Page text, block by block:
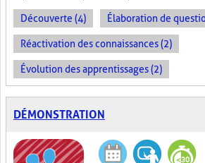
Découverte (4) Élaboration de
Réactivation des connaissances (2)
Évolution des apprentissages (2)
DÉMONSTRATION